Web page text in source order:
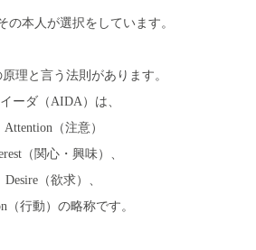
の本人が選択をしています。
理と言う法則があります。
ーダ（AIDA）は、
Attention（注意）
（関心・興味）、
Desire（欲求）、
（行動）の略称です。